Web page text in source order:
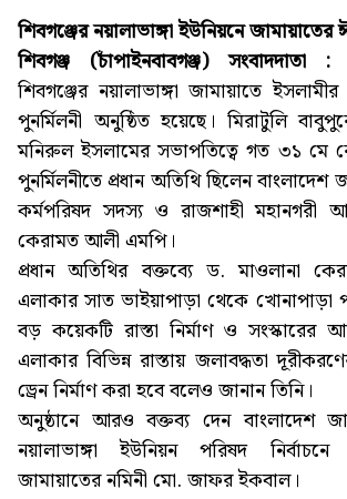
শিবগঞ্জের নয়ালাভাঙ্গা ইউনিয়নে জামায়াতের
শিবগঞ্জ (চাঁপাইনবাবগঞ্জ) সংবাদদাতা :
শিবগঞ্জের নয়ালাভাঙ্গা জামায়াতে
পুনর্মিলনী অনুষ্ঠিত হয়েছে। মিরাটুলি
মনিরুল ইসলামের সভাপতিত্বে গত ৩১ মে
পুনর্মিলনীতে প্রধান অতিথি ছিলেন বাংলাদেশ
কর্মপরিষদ সদস্য ও রাজশাহী মহানগরী
কেরামত আলী এমপি।
প্রধান অতিথির বক্তব্যে ড. মাওলানা
এলাকার সাত ভাইয়াপাড়া থেকে খোনাপাড়া
বড় কয়েকটি রাস্তা নির্মাণ ও সংস্কারের
এলাকার বিভিন্ন রাস্তায় জলাবদ্ধতা
ড্রেন নির্মাণ করা হবে বলেও জানান তিনি।
অনুষ্ঠানে আরও বক্তব্য দেন বাংলাদেশ
নয়ালাভাঙ্গা ইউনিয়ন পরিষদ
জামায়াতের নমিনী মো. জাফর ইকবাল।